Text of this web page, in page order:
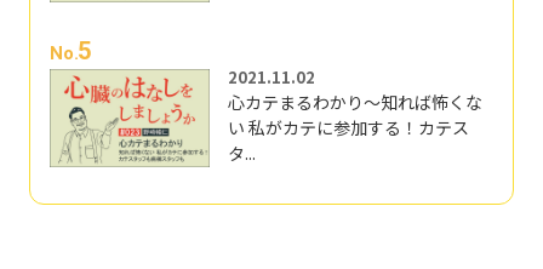
No.5
2021.11.02
心カテまるわかり～知れば怖くな
い 私がカテに参加する！カテス
タ...